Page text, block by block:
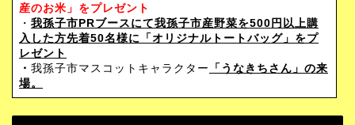
産のお米」をプレゼント
・ 我孫子市PRブースにて我孫子市産野菜を500円以上購
入した方先着50名様に「オリジナルトートバッグ」をプ
レゼント
・ 我孫子市マスコットキャラクター
「うなきちさん」の来
場。